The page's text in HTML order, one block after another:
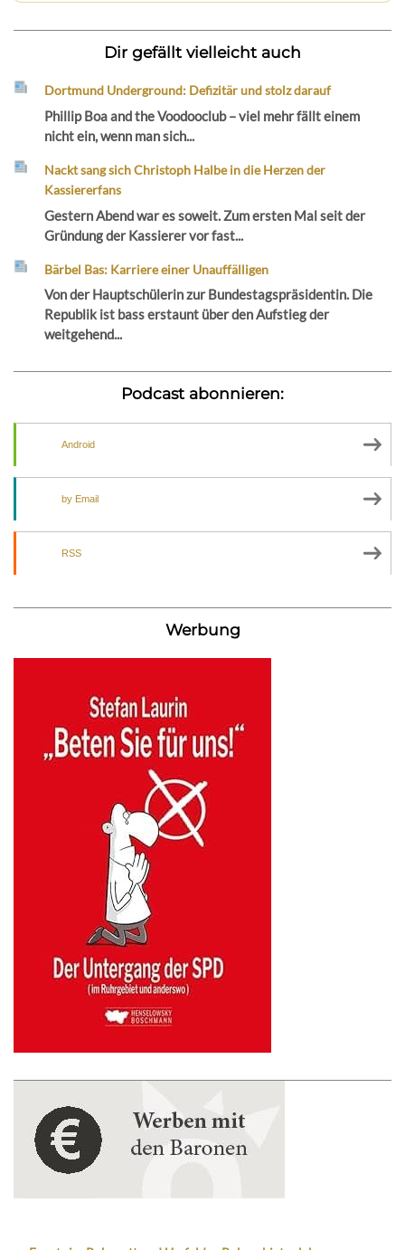
Dir gefällt vielleicht auch
Dortmund Underground: Defizitär und stolz darauf
Phillip Boa and the Voodooclub – viel mehr fällt einem
nicht ein, wenn man sich...
Nackt sang sich Christoph Halbe in die Herzen der
Kassiererfans
Gestern Abend war es soweit. Zum ersten Mal seit der
Gründung der Kassierer vor fast...
Bärbel Bas: Karriere einer Unauffälligen
Von der Hauptschülerin zur Bundestagspräsidentin. Die
Republik ist bass erstaunt über den Aufstieg der
weitgehend...
Podcast abonnieren:
Android
by Email
RSS
Werbung